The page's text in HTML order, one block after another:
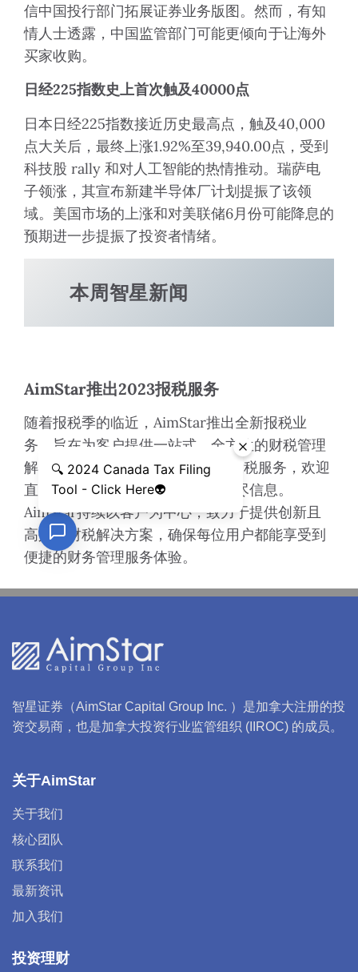
信中国投行部门拓展证券业务版图。然而，有知
情人士透露，中国监管部门可能更倾向于让海外
买家收购。
日经225指数史上首次触及40000点
日本日经225指数接近历史最高点，触及40,000
点大关后，最终上涨1.92%至39,940.00点，受到
科技股 rally 和对人工智能的热情推动。瑞萨电
子领涨，其宣布新建半导体厂计划提振了该领
域。美国市场的上涨和对美联储6月份可能降息的
预期进一步提振了投资者情绪。
本周智星新闻
AimStar推出2023报税服务
随着报税季的临近，AimStar推出全新报税业
务，旨在为客户提供一站式、全方位的财税管理
解决方案。想深入了解2023年度报税服务，欢迎
直接联系AimStar客服团队获取详尽信息。
AimStar持续以客户为中心，致力于提供创新且
高效的财税解决方案，确保每位用户都能享受到
便捷的财务管理服务体验。
智星证券（AimStar Capital Group Inc. ）是加拿大注册的投
资交易商，也是加拿大投资行业监管组织 (IIROC) 的成员。
关于AimStar
关于我们
核心团队
联系我们
最新资讯
加入我们
投资理财